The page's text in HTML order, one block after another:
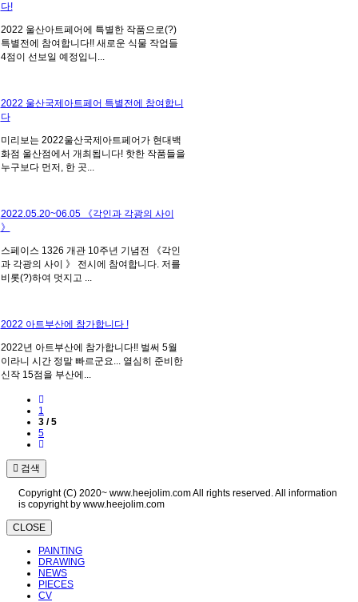
다!
2022 울산아트페어에 특별한 작품으로(?)
특별전에 참여합니다!! 새로운 식물 작업들
4점이 선보일 예정입니...
2022 울산국제아트페어 특별전에 참여합니
다
미리보는 2022울산국제아트페어가 현대백
화점 울산점에서 개최됩니다! 핫한 작품들을
누구보다 먼저, 한 곳...
2022.05.20~06.05 《각인과 각광의 사이
》
스페이스 1326 개관 10주년 기념전 《각인
과 각광의 사이 》 전시에 참여합니다. 저를
비롯(?)하여 멋지고 ...
2022 아트부산에 참가합니다 !
2022년 아트부산에 참가합니다!! 벌써 5월
이라니 시간 정말 빠르군요... 열심히 준비한
신작 15점을 부산에...
1
3 / 5
5
검색
Copyright (C) 2020~ www.heejolim.com All rights reserved. All information
is copyright by www.heejolim.com
CLOSE
PAINTING
DRAWING
NEWS
PIECES
CV